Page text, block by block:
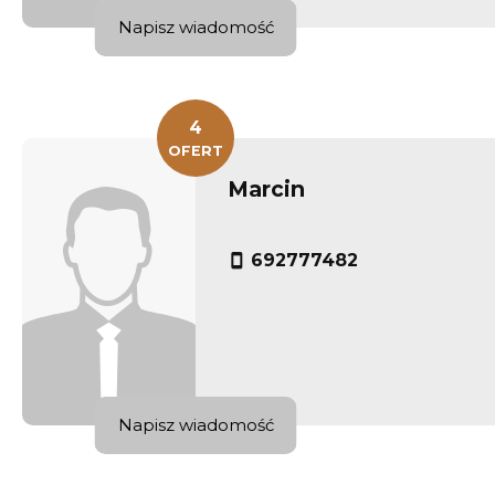
Napisz wiadomość
Marcin
692777482
4
OFERT
Napisz wiadomość